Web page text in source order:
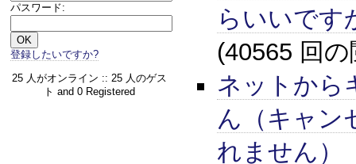
パスワード:
登録したいですか?
25 人がオンライン :: 25 人のゲス
ト and 0 Registered
らいいです
(40565 回
ネットから
ん（キャン
れません）